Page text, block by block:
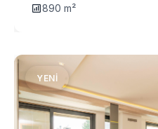
890 m²
YENI